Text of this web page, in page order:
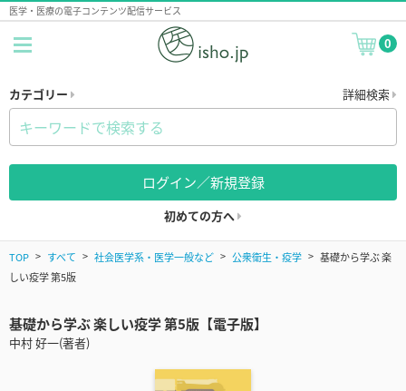
医学・医療の電子コンテンツ配信サービス
0
カテゴリー 詳細検索
ログイン／新規登録
初めての方へ
TOP すべて 社会医学系・医学一般など 公衆衛生・疫学
基礎から学ぶ 楽
しい疫学 第5版
基礎から学ぶ 楽しい疫学 第5版【電子版】
中村 好一(著者)